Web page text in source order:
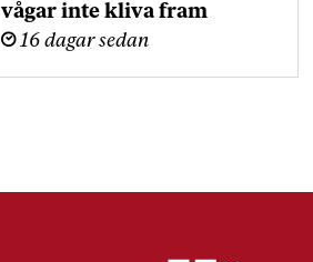
vågar inte kliva fram
16 dagar sedan